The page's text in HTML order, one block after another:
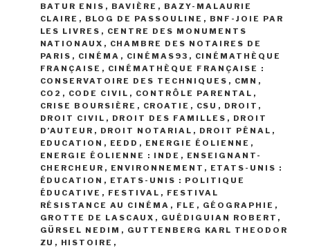
BATUR ENIS , BAVIÈRE , BAZY-MALAURIE
CLAIRE , BLOG DE PASSOULINE , BNF-JOIE PAR
LES LIVRES , CENTRE DES MONUMENTS
NATIONAUX , CHAMBRE DES NOTAIRES DE
PARIS , CINÉMA , CINÉMAS93 , CINÉMATHÈQUE
FRANÇAISE , CINÉMATHÈQUE FRANÇAISE :
CONSERVATOIRE DES TECHNIQUES , CMN ,
CO2 , CODE CIVIL , CONTRÔLE PARENTAL ,
CRISE BOURSIÈRE , CROATIE , CSU , DROIT ,
DROIT CIVIL , DROIT DES FAMILLES , DROIT
D’AUTEUR , DROIT NOTARIAL , DROIT PÉNAL ,
EDUCATION , EEDD , ENERGIE ÉOLIENNE ,
ENERGIE ÉOLIENNE : INDE , ENSEIGNANT-
CHERCHEUR , ENVIRONNEMENT , ETATS-UNIS :
ÉDUCATION , ETATS-UNIS : POLITIQUE
ÉDUCATIVE , FESTIVAL , FESTIVAL
RÉSISTANCE AU CINÉMA , FLE , GÉOGRAPHIE ,
GROTTE DE LASCAUX , GUÉDIGUIAN ROBERT ,
GÜRSEL NEDIM , GUTTENBERG KARL THEODOR
ZU , HISTOIRE ,